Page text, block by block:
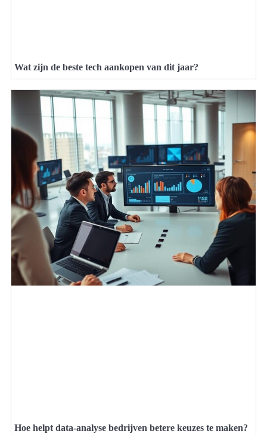
Wat zijn de beste tech aankopen van dit jaar?
Hoe helpt data-analyse bedrijven betere keuzes te maken?